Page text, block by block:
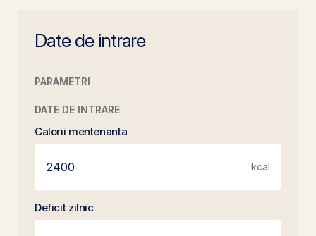
Date de intrare
PARAMETRI
DATE DE INTRARE
Calorii mentenanta
kcal
Deficit zilnic